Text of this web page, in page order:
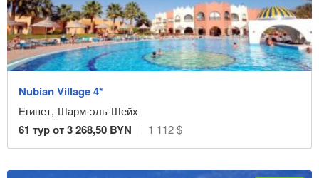
Nubian Village 4*
Египет, Шарм-эль-Шейх
61 тур от3 268,50 BYN 1 112 $